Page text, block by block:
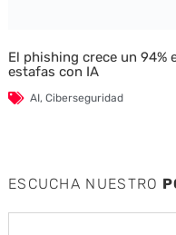
El phishing crece un 94%
estafas con IA
AI, Ciberseguridad
ESCUCHA NUESTRO